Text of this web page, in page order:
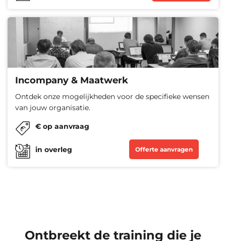
Incompany & Maatwerk
Ontdek onze mogelijkheden voor de specifieke wensen
van jouw organisatie.
€ op aanvraag
in overleg Offerte aanvragen
Ontbreekt de training die je